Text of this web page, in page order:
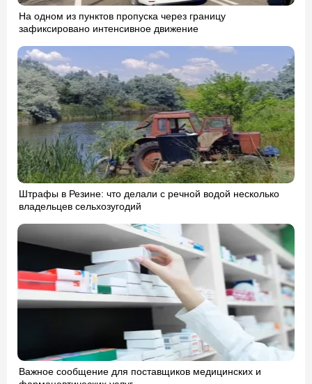
На одном из пунктов пропуска через границу
зафиксировано интенсивное движение
Штрафы в Резине: что делали с речной водой несколько
владельцев сельхозугодий
Важное сообщение для поставщиков медицинских и